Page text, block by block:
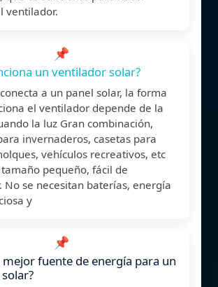
ventilador.
📌
un ventilador solar?
a un panel solar, la forma
el ventilador depende de la
la luz Gran combinación,
invernaderos, casetas para
vehículos recreativos, etc
pequeño, fácil de
No se necesitan baterías, energía
y
📌
mejor fuente de energía para un